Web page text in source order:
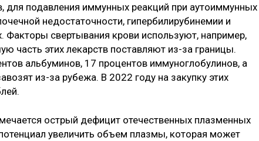
для подавления иммунных реакций при аутоиммунных
недостаточности, гипербилирубинемии и
свертывания крови используют, например,
часть этих лекарств поставляют из-за границы.
альбуминов, 17 процентов иммуноглобулинов, а
из-за рубежа. В 2022 году на закупку этих
острый дефицит отечественных плазменных
увеличить объем плазмы, которая может